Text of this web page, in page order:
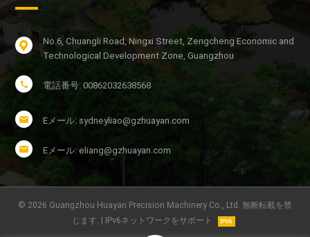
No.6, Chuangli Road, Ningxi Street, Zengcheng Economic and
Technological Development Zone, Guangzhou
電話番号: 00862032638568
Eメール: sydneyliao@gzhuayan.com
Eメール: eliang@gzhuayan.com
© 2026 Guangzhou Huayan Precision Machinery Co., Ltd. 無断転載を禁
じます. | IPv6ネットワークをサポート